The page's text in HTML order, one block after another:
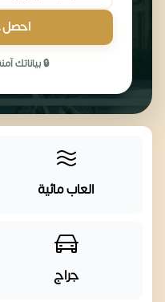
احصل
🔒 بياناتك
العاب مائية
جراج